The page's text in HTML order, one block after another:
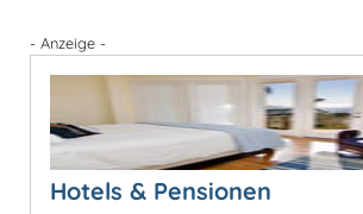
- Anzeige -
Hotels & Pensionen